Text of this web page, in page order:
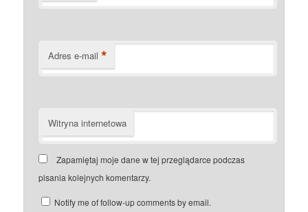
Adres e-mail *
Witryna internetowa
Zapamiętaj moje dane w tej przeglądarce podczas
pisania kolejnych komentarzy.
Notify me of follow-up comments by email.